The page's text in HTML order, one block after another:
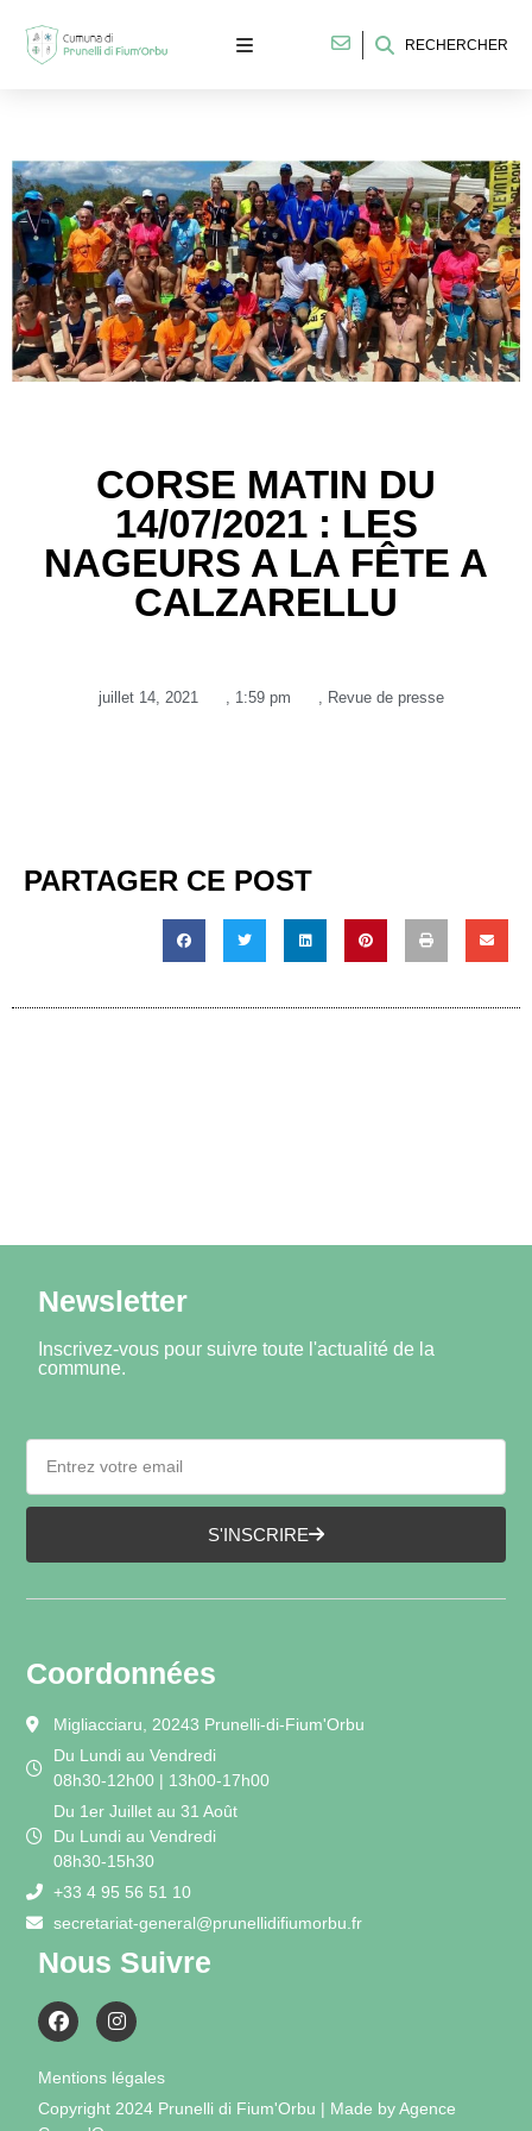
RECHERCHER
CORSE MATIN DU
14/07/2021 : LES
NAGEURS A LA FÊTE A
CALZARELLU
juillet 14, 2021 , 1:59 pm , Revue de presse
PARTAGER CE POST
Newsletter
Inscrivez-vous pour suivre toute l'actualité de la
commune.
S'INSCRIRE
Coordonnées
Migliacciaru, 20243 Prunelli-di-Fium'Orbu
Du Lundi au Vendredi
08h30-12h00 | 13h00-17h00
Du 1er Juillet au 31 Août
Du Lundi au Vendredi
08h30-15h30
+33 4 95 56 51 10
secretariat-general@prunellidifiumorbu.fr
Nous Suivre
Mentions légales
Copyright 2024 Prunelli di Fium'Orbu | Made by Agence